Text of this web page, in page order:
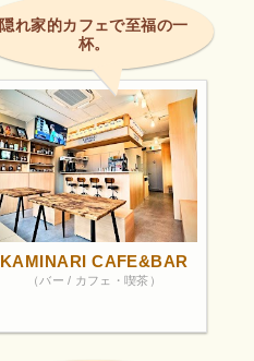
隠れ家的カフェで至福の一
杯。
KAMINARI CAFE&BAR
（バー / カフェ・喫茶）